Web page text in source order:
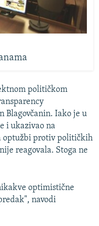
političkom
Blagovčanin. Iako je u
i ukazivao na
optužbi protiv političkih
reagovala. Stoga ne
optimistične
navodi